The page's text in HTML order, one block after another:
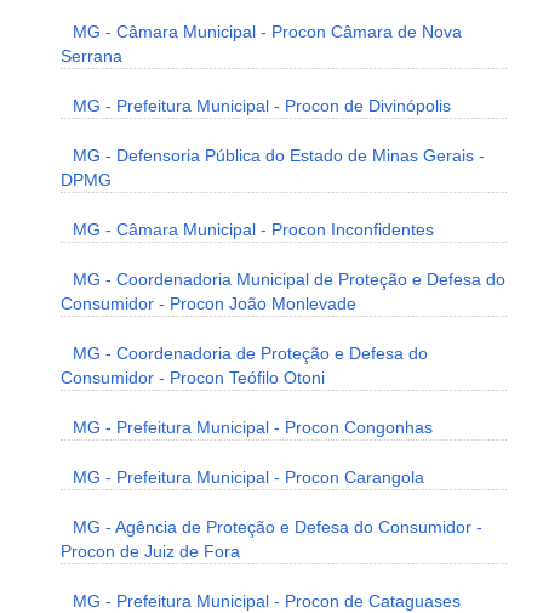
MG - Câmara Municipal - Procon Câmara de Nova
Serrana
MG - Prefeitura Municipal - Procon de Divinópolis
MG - Defensoria Pública do Estado de Minas Gerais -
DPMG
MG - Câmara Municipal - Procon Inconfidentes
MG - Coordenadoria Municipal de Proteção e Defesa do
Consumidor - Procon João Monlevade
MG - Coordenadoria de Proteção e Defesa do
Consumidor - Procon Teófilo Otoni
MG - Prefeitura Municipal - Procon Congonhas
MG - Prefeitura Municipal - Procon Carangola
MG - Agência de Proteção e Defesa do Consumidor -
Procon de Juiz de Fora
MG - Prefeitura Municipal - Procon de Cataguases